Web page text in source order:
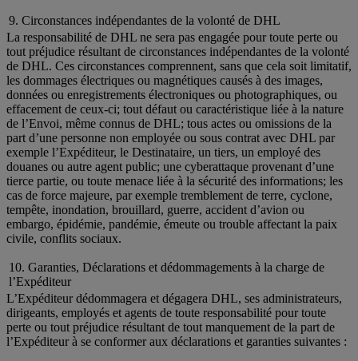
9. Circonstances indépendantes de la volonté de DHL
La responsabilité de DHL ne sera pas engagée pour toute perte ou
tout préjudice résultant de circonstances indépendantes de la volonté
de DHL. Ces circonstances comprennent, sans que cela soit limitatif,
les dommages électriques ou magnétiques causés à des images,
données ou enregistrements électroniques ou photographiques, ou
effacement de ceux-ci; tout défaut ou caractéristique liée à la nature
de l’Envoi, même connus de DHL; tous actes ou omissions de la
part d’une personne non employée ou sous contrat avec DHL par
exemple l’Expéditeur, le Destinataire, un tiers, un employé des
douanes ou autre agent public; une cyberattaque provenant d’une
tierce partie, ou toute menace liée à la sécurité des informations; les
cas de force majeure, par exemple tremblement de terre, cyclone,
tempête, inondation, brouillard, guerre, accident d’avion ou
embargo, épidémie, pandémie, émeute ou trouble affectant la paix
civile, conflits sociaux.
10. Garanties, Déclarations et dédommagements à la charge de
l’Expéditeur
L’Expéditeur dédommagera et dégagera DHL, ses administrateurs,
dirigeants, employés et agents de toute responsabilité pour toute
perte ou tout préjudice résultant de tout manquement de la part de
l’Expéditeur à se conformer aux déclarations et garanties suivantes :